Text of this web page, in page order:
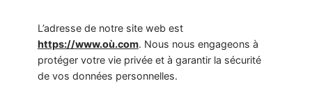
L’adresse de notre site web est
https://www.où.com. Nous nous engageons à
protéger votre vie privée et à garantir la sécurité
de vos données personnelles.